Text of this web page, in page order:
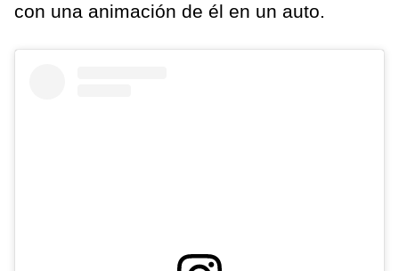
con una animación de él en un auto.